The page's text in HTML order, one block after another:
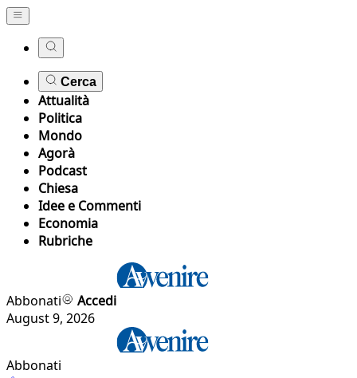
Cerca
Attualità
Politica
Mondo
Agorà
Podcast
Chiesa
Idee e Commenti
Economia
Rubriche
Abbonati
Accedi
August 9, 2026
Abbonati